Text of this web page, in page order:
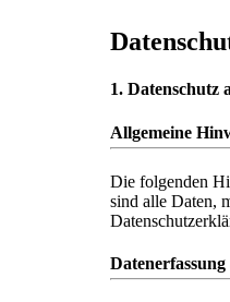
1. Datenschutz
Allgemeine
Die folgenden
sind alle Daten,